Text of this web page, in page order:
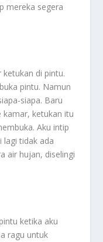
mereka segera
di pintu.
pintu. Namun
siapa. Baru
kamar, ketukan itu
Aku intip
lagi tidak ada
air hujan, diselingi
ketika aku
ragu untuk